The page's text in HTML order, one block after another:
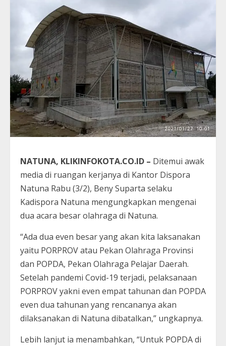
NATUNA, KLIKINFOKOTA.CO.ID – Ditemui awak
media di ruangan kerjanya di Kantor Dispora
Natuna Rabu (3/2), Beny Suparta selaku
Kadispora Natuna mengungkapkan mengenai
dua acara besar olahraga di Natuna.
“Ada dua even besar yang akan kita laksanakan
yaitu PORPROV atau Pekan Olahraga Provinsi
dan POPDA, Pekan Olahraga Pelajar Daerah.
Setelah pandemi Covid-19 terjadi, pelaksanaan
PORPROV yakni even empat tahunan dan POPDA
even dua tahunan yang rencananya akan
dilaksanakan di Natuna dibatalkan,” ungkapnya.
Lebih lanjut ia menambahkan, “Untuk POPDA di